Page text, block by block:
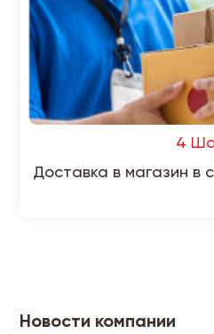
4
Доставка в магазин в
Новости компании